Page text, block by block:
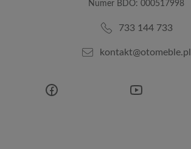
Numer BDO: 000517998
733 144 733
kontakt@otomeble.pl